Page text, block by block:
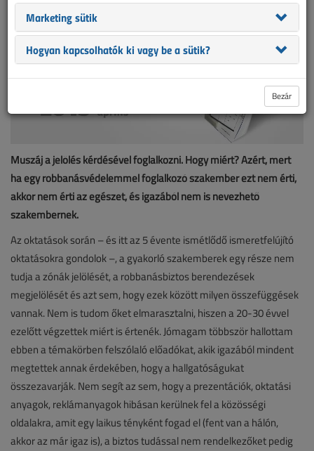
Muszáj a jelölés kérdésével foglalkozni. Hogy miért? Azért, mert
ha egy robbanásvédelemmel foglalkozó szakember ezt nem érti,
akkor nem érti az egészet, és igazából nem is nevezhető
szakembernek.
Az oktatások során – és itt az 5 évente ismétlődő ismeretfelújító
oktatásokra gondolok –, a gyakorló szakemberek egy része nem
tudja a zónák jelölését, a robbanásbiztos berendezések
megjelölését és azt sem, hogy ezek között milyen összefüggések
vannak. Nem is tudom őket elmarasztalni, hiszen a 20-30 évvel
ezelőtt végzettek miért is értenék. Jómagam többször hallottam
ebben a témakörben felszólaló előadókat, akik igazából mindent
megtettek annak érdekében, hogy a hallgatóságukat
összezavarják. Nem segít az sem, hogy a prezentációk, oktatási
anyagok, reklámanyagok hibásan kerülnek fel a közösségi
oldalakra, amit egy laikus tényként fogad el (fent van a hálón,
akkor az már igaz is), a biztos tudással nem rendelkezőket pedig
Marketing sütik
Hogyan kapcsolhatók ki vagy be a sütik?
Bezár